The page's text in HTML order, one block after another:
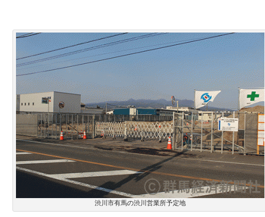
渋川市有馬の渋川営業所予定地